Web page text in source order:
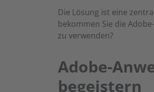
Die Lösung ist eine
bekommen Sie die
zu verwenden?
Adobe-
begeistern